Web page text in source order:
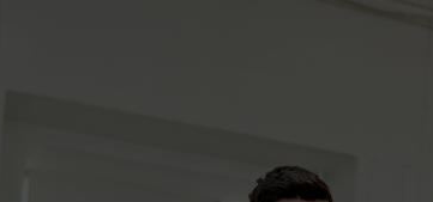
Выстраивание современной разработки ПО
Управление мощностями и планирование